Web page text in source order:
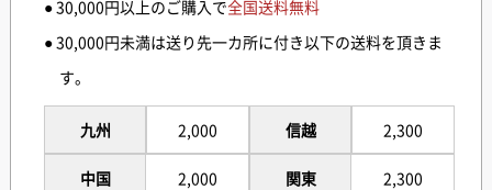
● 30,000円以上のご購入で全国送料無料
● 30,000円未満は送り先一カ所に付き以下の送料を頂きま
す。
九州
中国
2,000
2,000
信越
関東
2,300
2,300